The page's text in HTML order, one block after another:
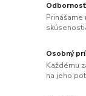
Odbornosť
Osobný
Každému
na jeho